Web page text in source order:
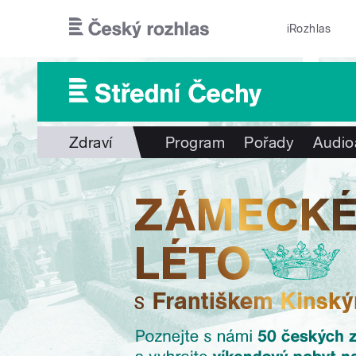
iRozhlas
Zdraví Program Pořady